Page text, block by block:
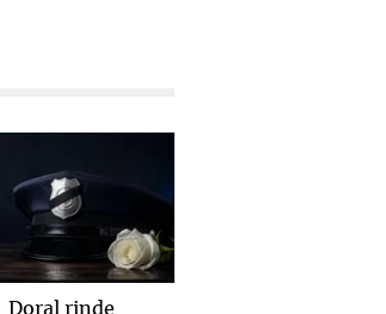
Doral rinde